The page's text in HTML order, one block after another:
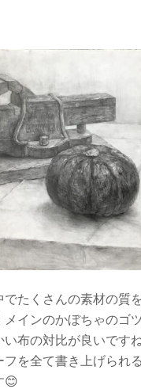
でたくさんの素材の質
メインのかぼちゃのゴ
い布の対比が良いです
フを全て書き上げられ
😊